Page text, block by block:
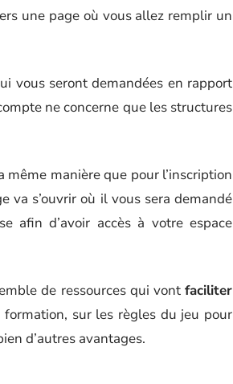
une page où vous allez remplir un
vous seront demandées en rapport
ne concerne que les structures
manière que pour l’inscription
s’ouvrir où il vous sera demandé
afin d’avoir accès à votre espace
de ressources qui vont faciliter
formation, sur les règles du jeu pour
d’autres avantages.